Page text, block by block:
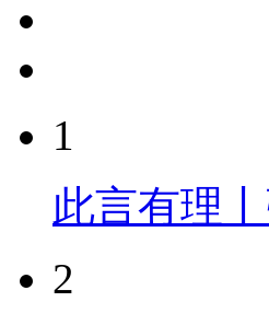
1
此言有理
2